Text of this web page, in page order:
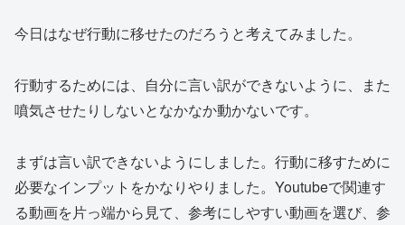
今日はなぜ行動に移せたのだろうと考えてみました。
行動するためには、自分に言い訳ができないように、また
噴気させたりしないとなかなか動かないです。
まずは言い訳できないようにしました。行動に移すために
必要なインプットをかなりやりました。Youtubeで関連す
る動画を片っ端から見て、参考にしやすい動画を選び、参